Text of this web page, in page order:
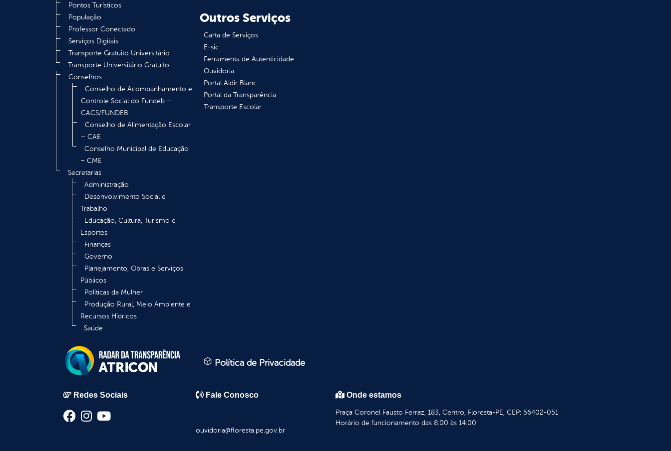
Pontos Turísticos
População
Professor Conectado
Serviços Digitais
Transporte Gratuito Universitário
Transporte Universitário Gratuito
Conselhos
Conselho de Acompanhamento e
Controle Social do Fundeb –
CACS/FUNDEB
Conselho de Alimentação Escolar
– CAE
Conselho Municipal de Educação
– CME
Secretarias
Administração
Desenvolvimento Social e
Trabalho
Educação, Cultura, Turismo e
Esportes
Finanças
Governo
Planejamento, Obras e Serviços
Públicos
Políticas da Mulher
Produção Rural, Meio Ambiente e
Recursos Hídricos
Saúde
Outros Serviços
Carta de Serviços
E-sic
Ferramenta de Autenticidade
Ouvidoria
Portal Aldir Blanc
Portal da Transparência
Transporte Escolar
Política de Privacidade
Redes Sociais Fale Conosco
ouvidoria@floresta.pe.gov.br
Onde estamos
Praça Coronel Fausto Ferraz, 183, Centro, Floresta-PE, CEP: 56402-051
Horário de funcionamento das 8:00 às 14:00